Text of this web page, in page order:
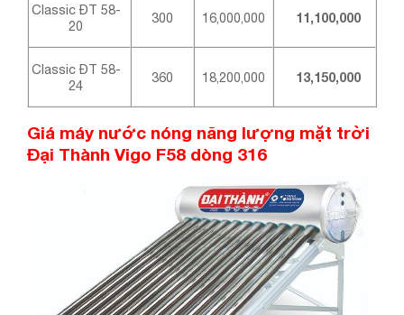
Classic ĐT 58-
20
300 16,000,000 11,100,000
Classic ĐT 58-
24
360 18,200,000 13,150,000
Giá máy nước nóng năng lượng mặt trời
Đại Thành Vigo F58 dòng 316